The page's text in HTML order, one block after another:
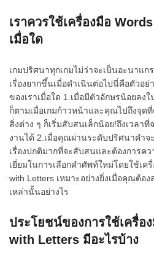
เราควรใช้เครื่องมือ
เมื่อใด
เกมปริศนาทุกเกมไม่ว่าจะเป็นอะนาแ
เรื่องยากขึ้นเมื่อดำเนินต่อไปนี่คือตัวอ
ของเราเมื่อใด 1.เมื่อมีตัวอักษรน้อยลงใ
ก็ตามเมื่อเกมก้าวหน้าและคุณไปถึงจุ
สิ่งต่าง ๆ ก็เริ่มสับสนเล็กน้อย!ถึงเวลาที่
งานได้ 2.เมื่อคุณผ่านระดับปริศนาคำจ
เรื่องปกติมากที่จะสับสนและต้องการค
เยี่ยมในการเลือกคำศัพท์ใหม่โดยใช้เค
with Letters เหมาะอย่างยิ่งเมื่อคุณต้อ
เหล่านั้นอย่างไร
ประโยชน์ของการใช้เครื่อ
with Letters มีอะไรบ้าง